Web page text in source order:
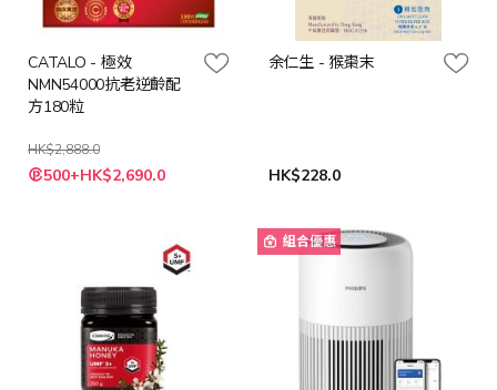
CATALO - 極效
NMN54000抗老逆齡配
方180粒
HK$2,888.0
特
殊 500+HK$2,690.0
余仁生 - 猴棗末
HK$228.0
組合優惠